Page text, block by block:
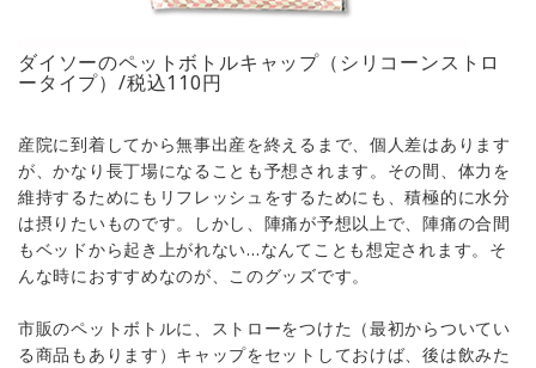
ダイソーのペットボトルキャップ（シリコーンストロ
ータイプ）/税込110円
産院に到着してから無事出産を終えるまで、個人差はあります
が、かなり長丁場になることも予想されます。その間、体力を
維持するためにもリフレッシュをするためにも、積極的に水分
は摂りたいものです。しかし、陣痛が予想以上で、陣痛の合間
もベッドから起き上がれない…なんてことも想定されます。そ
んな時におすすめなのが、このグッズです。
市販のペットボトルに、ストローをつけた（最初からついてい
る商品もあります）キャップをセットしておけば、後は飲みた